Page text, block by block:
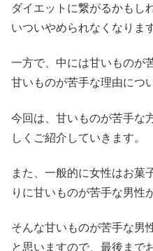
ダイエットに繋がるかもし
いついやめられなくなりま
一方で、中には甘いものが
甘いものが苦手な理由につ
今回は、甘いものが苦手な
しくご紹介していきます。
また、一般的に女性はお菓
りに甘いものが苦手な男性
そんな甘いものが苦手な男
と思いますので、最後まで